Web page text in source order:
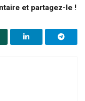
et partagez-le !